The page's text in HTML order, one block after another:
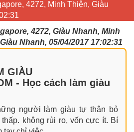
4272, Minh Thiện, Giàu
4272, Giàu Nhanh, Minh
Nhanh, 05/04/2017 17:02:31
GIÀU
- Học cách làm giàu
người làm giàu tự thân bỏ
không rủi ro, vốn cực ít. Bí